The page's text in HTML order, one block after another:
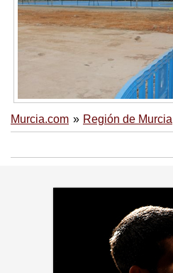
Murcia.com Región de Murcia